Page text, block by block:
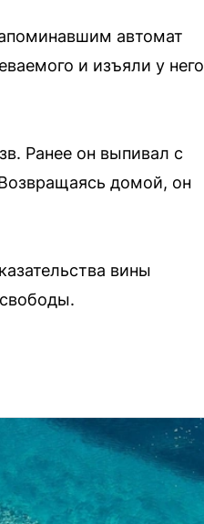
автомат
и изъяли у него
Ранее он выпивал с
домой, он
вины